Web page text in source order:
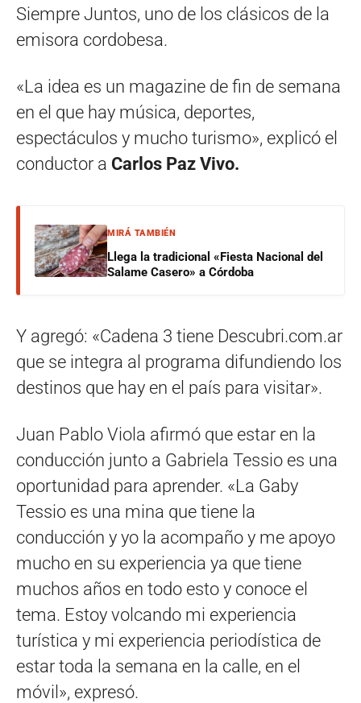
Siempre Juntos, uno de los clásicos de la
emisora cordobesa.
«La idea es un magazine de fin de semana
en el que hay música, deportes,
espectáculos y mucho turismo», explicó el
conductor a Carlos Paz Vivo.
MIRÁ TAMBIÉN
Llega la tradicional «Fiesta Nacional del
Salame Casero» a Córdoba
Y agregó: «Cadena 3 tiene Descubri.com.ar
que se integra al programa difundiendo los
destinos que hay en el país para visitar».
Juan Pablo Viola afirmó que estar en la
conducción junto a Gabriela Tessio es una
oportunidad para aprender. «La Gaby
Tessio es una mina que tiene la
conducción y yo la acompaño y me apoyo
mucho en su experiencia ya que tiene
muchos años en todo esto y conoce el
tema. Estoy volcando mi experiencia
turística y mi experiencia periodística de
estar toda la semana en la calle, en el
móvil», expresó.